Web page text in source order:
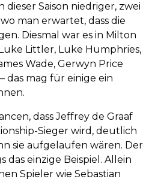
dieser Saison niedriger, zwei
man erwartet, dass die
Diesmal war es in Milton
Littler, Luke Humphries,
Wade, Gerwyn Price
das mag für einige ein
dass Jeffrey de Graaf
Sieger wird, deutlich
sie aufgelaufen wären. Der
das einzige Beispiel. Allein
Spieler wie Sebastian